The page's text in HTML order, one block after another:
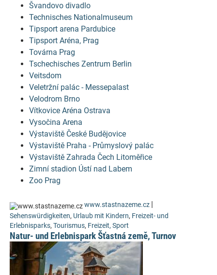
Švandovo divadlo
Technisches Nationalmuseum
Tipsport arena Pardubice
Tipsport Aréna, Prag
Továrna Prag
Tschechisches Zentrum Berlin
Veitsdom
Veletržní palác - Messepalast
Velodrom Brno
Vítkovice Aréna Ostrava
Vysočina Arena
Výstaviště České Budějovice
Výstaviště Praha - Průmyslový palác
Výstaviště Zahrada Čech Litoměřice
Zimní stadion Ústí nad Labem
Zoo Prag
www.stastnazeme.cz |
Sehenswürdigkeiten, Urlaub mit Kindern, Freizeit- und
Erlebnisparks, Tourismus, Freizeit, Sport
Natur- und Erlebnispark Šťastná země, Turnov